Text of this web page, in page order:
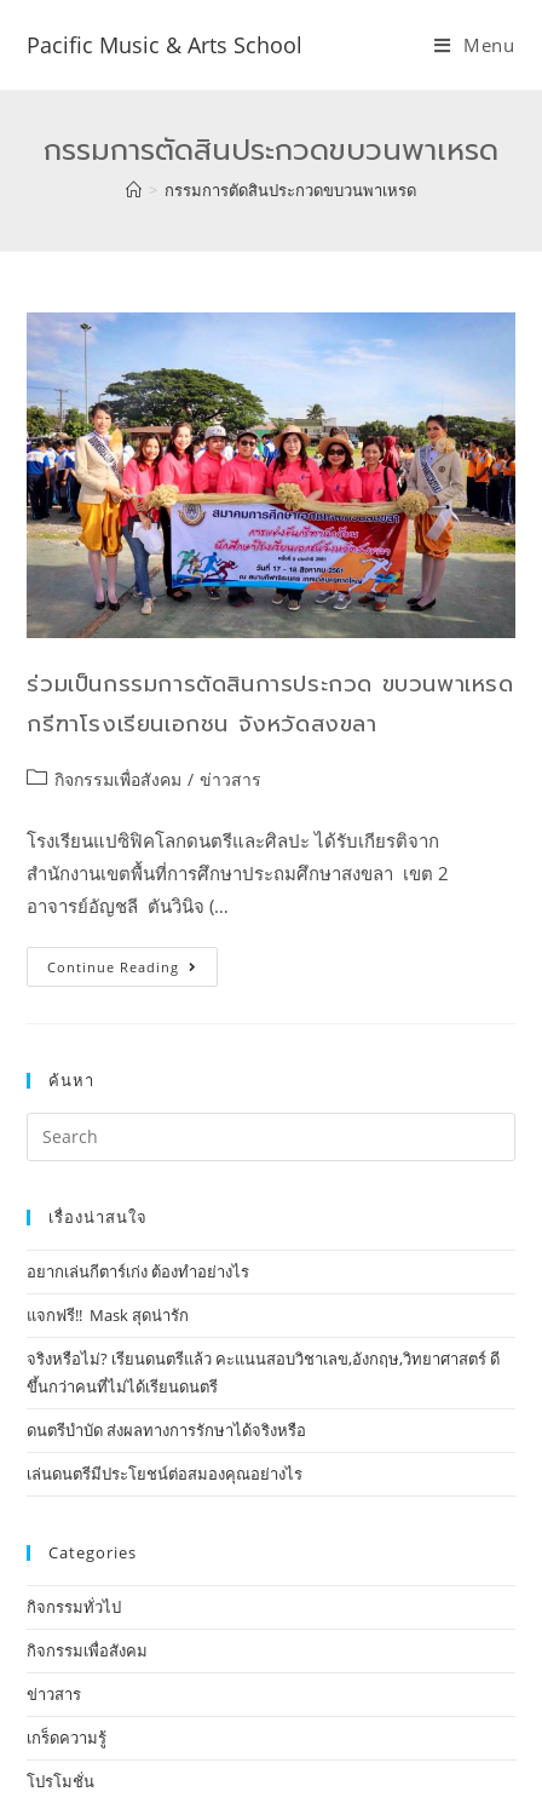
Pacific Music & Arts School Menu
กรรมการตัดสินประกวดขบวนพาเหรด
> กรรมการตัดสินประกวดขบวนพาเหรด
ร่วมเป็นกรรมการตัดสินการประกวด ขบวนพาเหรด
กรีฑาโรงเรียนเอกชน จังหวัดสงขลา
กิจกรรมเพื่อสังคม / ข่าวสาร
โรงเรียนแปซิฟิคโลกดนตรีและศิลปะ ได้รับเกียรติจาก
สำนักงานเขตพื้นที่การศึกษาประถมศึกษาสงขลา เขต 2
อาจารย์อัญชลี ตันวินิจ (…
Continue Reading
ค้นหา
เรื่องน่าสนใจ
อยากเล่นกีตาร์เก่ง ต้องทำอย่างไร
แจกฟรี!! Mask​ สุดน่ารัก
จริงหรือไม่? เรียนดนตรีแล้ว คะแนนสอบวิชาเลข,อังกฤษ,วิทยาศาสตร์ ดี
ขึ้นกว่าคนที่ไม่ได้เรียนดนตรี
ดนตรีบำบัด ส่งผลทางการรักษาได้จริงหรือ
เล่นดนตรีมีประโยชน์ต่อสมองคุณอย่างไร
Categories
กิจกรรมทั่วไป
กิจกรรมเพื่อสังคม
ข่าวสาร
เกร็ดความรู้
โปรโมชั่น